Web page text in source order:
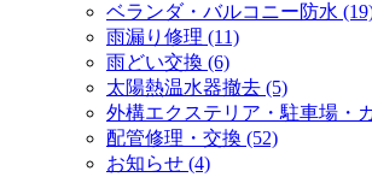
ベランダ・バルコニー防水
雨漏り修理 (11)
雨どい交換 (6)
太陽熱温水器撤去 (5)
外構エクステリア・駐車場・
配管修理・交換 (52)
お知らせ (4)